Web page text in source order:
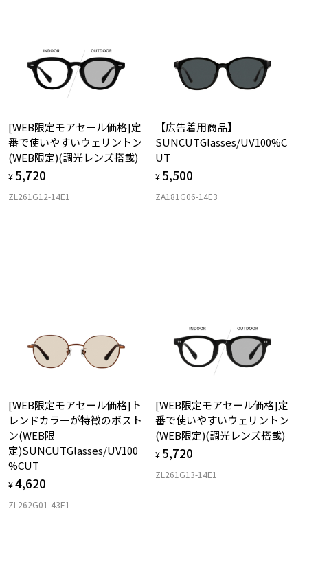
商品)
ZC241G10-49E1：べっ甲×ブラウン系レンズ。
ZC241G10-49E2：べっ甲×グリーン系レンズ。
ZC241G10-49E3：べっ甲×調光ブラウン。
【スタイリングポイント】
カジュアルなスタイリングからかっちりめのシャツスタイルまで相性は
抜群！
シンプルなスタイリングのアクセント付けや知的な印象の強調にもおす
すめです。
CLASSIC(クラシック) 特集ページをみる
可視光線透過率：60%
紫外線透過率：0.1%以下 (紫外線カット率：99.9%以上)
にしまわないようご注意下さい。
＜実店舗でサングラスまたはパッケージ商品等のレンズ交換について＞
2024年3月1日から、店頭に商品をお持ち込みいただいて、レンズ交換
をされる場合は、レンズ代金の他に3,300円(税込)の加工賃を追加で頂
戴する場合がございます。
店頭でレンズ交換をされるお客様は、商品発送から6か月以内に、ご購
ご提示いだければ、初回に限り加工賃はかかりませんので、必ずスタッ
お持ちのZoffメガネサイズを確認するには？
仕上がり寸法
※着脱式サングラス：デモレンズ、アタッチメント込みの重さ
材質
フロント素材：French Plastic
日より１年間修理又は交換させて頂きます。
※保証期間内に交換が行われた場合、保証期間は初期の期間から延長されま
せん。
視力の変化を早めに発見するために、定期的な視力測定をおす
すめいたします。
[WEB限定モアセール価格]定
番で使いやすいウェリントン
(WEB限定)(調光レンズ搭載)
¥ 5,720
ZL261G12-14E1
【広告着用商品】
SUNCUTGlasses/UV100%C
UT
¥ 5,500
ZA181G06-14E3
[WEB限定モアセール価格]ト
レンドカラーが特徴のボスト
ン(WEB限
定)SUNCUTGlasses/UV100
%CUT
¥4,620
ZL262G01-43E1
[WEB限定モアセール価格]定
番で使いやすいウェリントン
(WEB限定)(調光レンズ搭載)
¥ 5,720
ZL261G13-14E1